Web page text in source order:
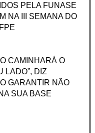
PELA FUNASE
NA III SEMANA DO
CAMINHARÁ O
LADO”, DIZ
GARANTIR NÃO
SUA BASE